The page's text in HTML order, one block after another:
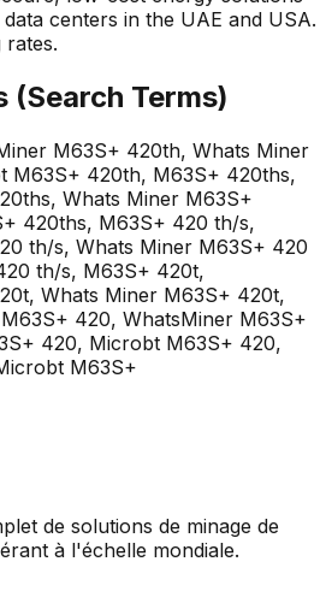
centers in the UAE and USA.
(Search Terms)
M63S+ 420th, Whats Miner
M63S+ 420th, M63S+ 420ths,
Whats Miner M63S+
420ths, M63S+ 420 th/s,
th/s, Whats Miner M63S+ 420
th/s, M63S+ 420t,
Whats Miner M63S+ 420t,
420, WhatsMiner M63S+
420, Microbt M63S+ 420,
M63S+
de solutions de minage de
à l'échelle mondiale.